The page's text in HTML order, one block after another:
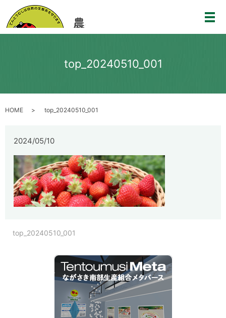
メ
top_20240510_001
HOME top_20240510_001
2024/05/10
top_20240510_001